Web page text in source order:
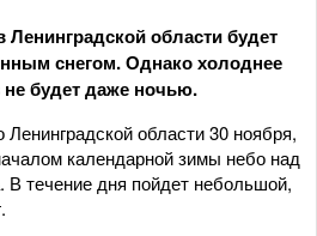
области будет
снегом. Однако холоднее
не будет даже ночью.
области 30 ноября,
календарной зимы небо над
В течение дня пойдет небольшой,